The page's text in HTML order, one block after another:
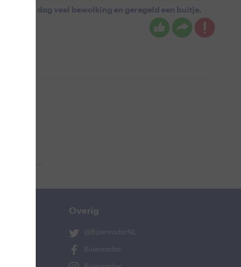
De hele dag veel bewolking en geregeld een buitje.
aub...
Overig
@BuienradarNL
Buienradar